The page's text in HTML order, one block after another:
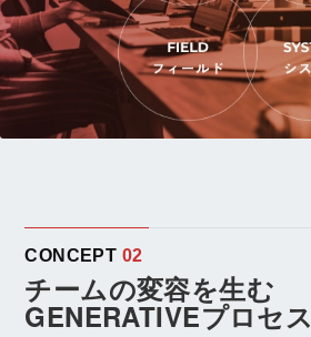
CONCEPT 02
チームの変容を生む
GENERATIVEプロセス